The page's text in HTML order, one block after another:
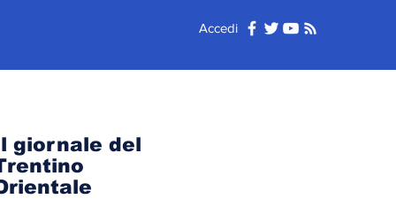
Accedi
giornale del